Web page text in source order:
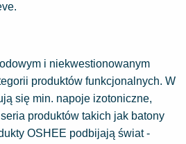
i niekwestionowanym
produktów funkcjonalnych. W
się min. napoje izotoniczne,
produktów takich jak batony
OSHEE podbijają świat -